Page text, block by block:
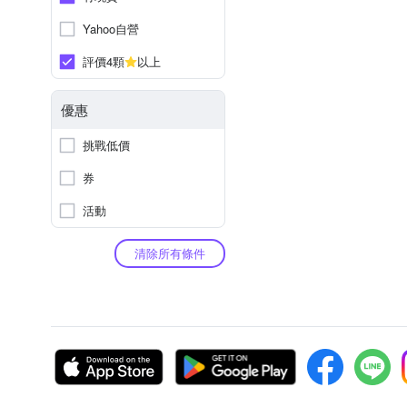
Yahoo自營
評價4顆
以上
優惠
挑戰低價
券
活動
清除所有條件